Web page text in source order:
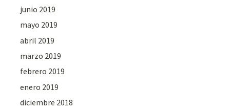
junio 2019
mayo 2019
abril 2019
marzo 2019
febrero 2019
enero 2019
diciembre 2018